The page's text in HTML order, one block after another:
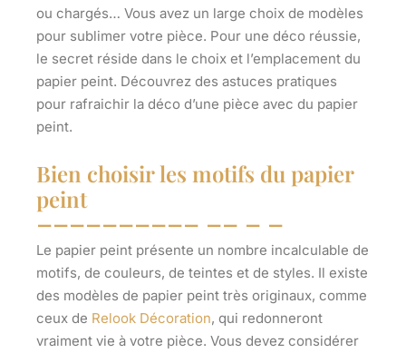
ou chargés… Vous avez un large choix de modèles
pour sublimer votre pièce. Pour une déco réussie,
le secret réside dans le choix et l’emplacement du
papier peint. Découvrez des astuces pratiques
pour rafraichir la déco d’une pièce avec du papier
peint.
Bien choisir les motifs du papier
peint
Le papier peint présente un nombre incalculable de
motifs, de couleurs, de teintes et de styles. Il existe
des modèles de papier peint très originaux, comme
ceux de Relook Décoration, qui redonneront
vraiment vie à votre pièce. Vous devez considérer